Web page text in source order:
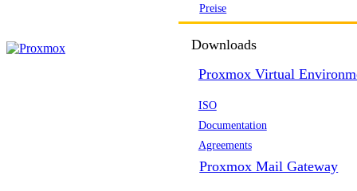
Preise
Downloads
Proxmox Virtual
ISO
Documentation
Agreements
Proxmox Mail Gateway